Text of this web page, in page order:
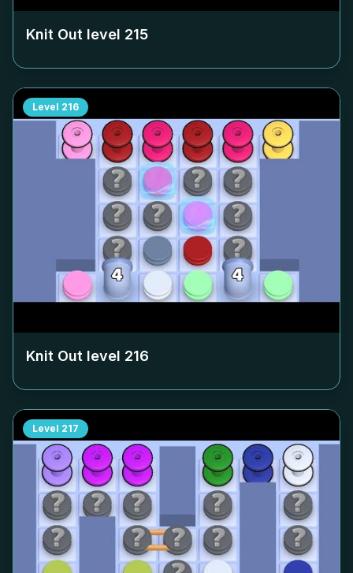
Knit Out level 215
Level 216
Knit Out level 216
Level 217